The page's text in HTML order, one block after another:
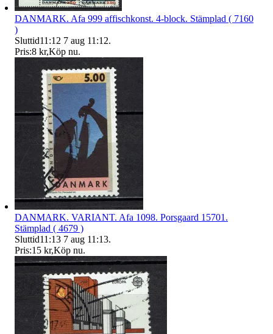
DANMARK. Afa 999 affischkonst. 4-block. Stämplad ( 7160
)
Sluttid11:12 7 aug 11:12.
Pris:8 kr,Köp nu.
DANMARK. VARIANT. Afa 1098. Porsgaard 15701.
Stämplad ( 4679 )
Sluttid11:13 7 aug 11:13.
Pris:15 kr,Köp nu.